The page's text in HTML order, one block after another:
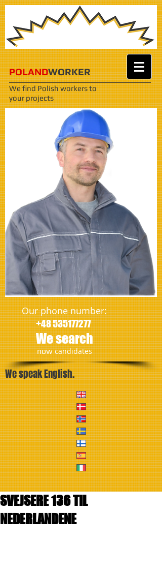
POLANDWORKER
We find Polish workersto
your projects
Our phone number:
+48 535177277
We search
​nowcandidates
We speak English.
SVEJSERE 136 TIL
NEDERLANDENE